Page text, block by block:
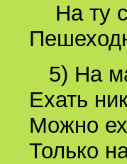
На ту
5) На
Ехать
Можно
Только